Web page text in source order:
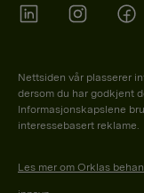
Nettsiden vår plasserer
dersom du har godkjent
Informasjonskapslene
interessebasert reklame.
Les mer om Orklas